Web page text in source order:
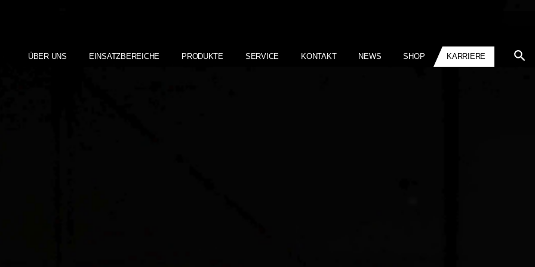
ÜBER UNS EINSATZBEREICHE PRODUKTE SERVICE KONTAKT NEWS SHOP KARRIERE